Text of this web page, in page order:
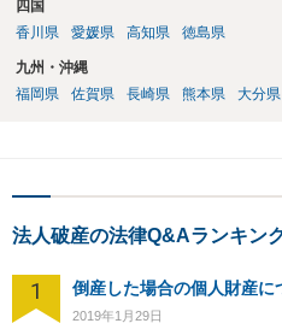
四国
香川県
愛媛県 高知県 徳島県
九州・沖縄
福岡県
佐賀県 長崎県 熊本県 大分県
法人破産の法律Q&Aランキン
1 倒産した場合の個人財産に
2019年1月29日